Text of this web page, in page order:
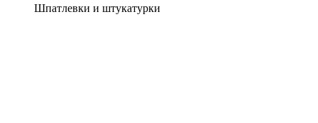
Шпатлевки и штукатурки